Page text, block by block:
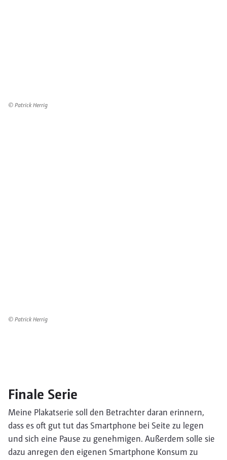
© Patrick Herrig
© Patrick Herrig
Finale Serie
Meine Plakatserie soll den Betrachter daran erinnern,
dass es oft gut tut das Smartphone bei Seite zu legen
und sich eine Pause zu genehmigen. Außerdem solle sie
dazu anregen den eigenen Smartphone Konsum zu